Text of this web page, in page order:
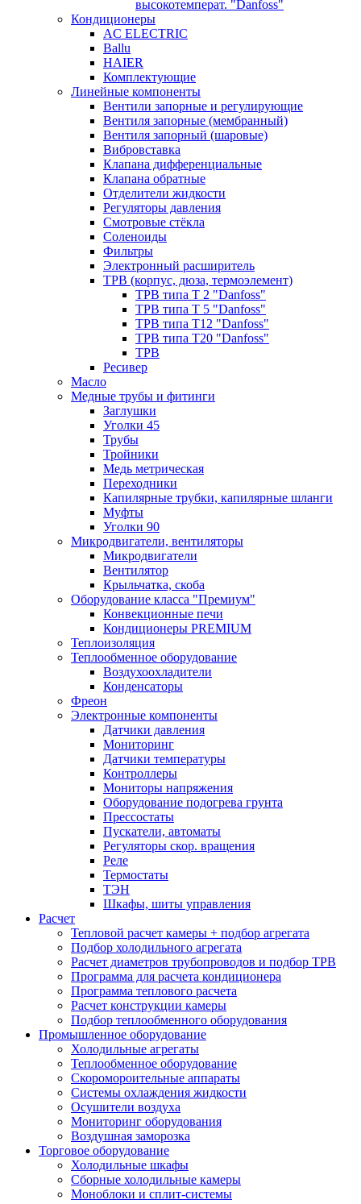
высокотемперат. "Danfoss"
Кондиционеры
AC ELECTRIC
Ballu
HAIER
Комплектующие
Линейные компоненты
Вентили запорные и регулирующие
Вентиля запорные (мембранный)
Вентиля запорный (шаровые)
Вибровставка
Клапана дифференциальные
Клапана обратные
Отделители жидкости
Регуляторы давления
Смотровые стёкла
Соленоиды
Фильтры
Электронный расширитель
ТРВ (корпус, дюза, термоэлемент)
ТРВ типа Т 2 "Danfoss"
ТРВ типа Т 5 "Danfoss"
ТРВ типа Т12 "Danfoss"
ТРВ типа Т20 "Danfoss"
ТРВ
Ресивер
Масло
Медные трубы и фитинги
Заглушки
Уголки 45
Трубы
Тройники
Медь метрическая
Переходники
Капилярные трубки, капилярные шланги
Муфты
Уголки 90
Микродвигатели, вентиляторы
Микродвигатели
Вентилятор
Крыльчатка, скоба
Оборудование класса "Премиум"
Конвекционные печи
Кондиционеры PREMIUM
Теплоизоляция
Теплообменное оборудование
Воздухоохладители
Конденсаторы
Фреон
Электронные компоненты
Датчики давления
Мониторинг
Датчики температуры
Контроллеры
Мониторы напряжения
Оборудование подогрева грунта
Прессостаты
Пускатели, автоматы
Регуляторы скор. вращения
Реле
Термостаты
ТЭН
Шкафы, шиты управления
Расчет
Тепловой расчет камеры + подбор агрегата
Подбор холодильного агрегата
Расчет диаметров трубопроводов и подбор ТРВ
Программа для расчета кондиционера
Программа теплового расчета
Расчет конструкции камеры
Подбор теплообменного оборудования
Промышленное оборудование
Холодильные агрегаты
Теплообменное оборудование
Скоромороительные аппараты
Системы охлаждения жидкости
Осушители воздуха
Мониторинг оборудования
Воздушная заморозка
Торговое оборудование
Холодильные шкафы
Сборные холодильные камеры
Моноблоки и сплит-системы